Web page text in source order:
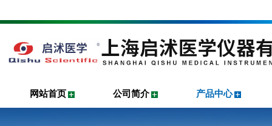
网站首页 公司简介 产品中心